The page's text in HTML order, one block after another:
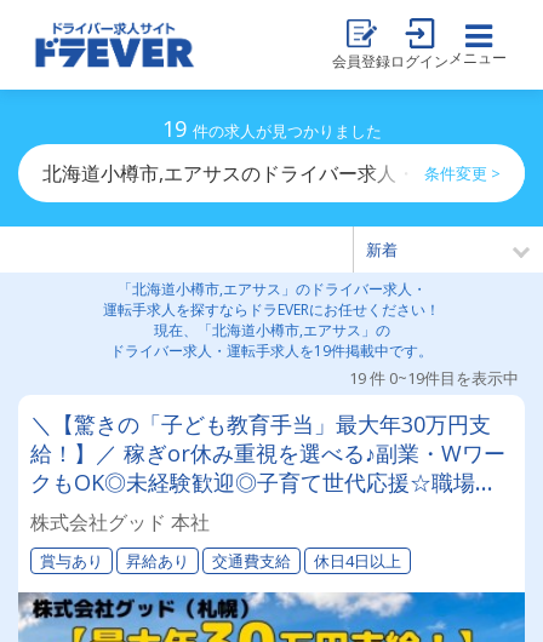
会員登録ログイン メニュー
19 件の求人が見つかりました
北海道小樽市,エアサスのドライバー求人・運転手求人一
条件変更 >
「北海道小樽市,エアサス」のドライバー求人・
運転手求人を探すならドラEVERにお任せください！
現在、「北海道小樽市,エアサス」の
ドライバー求人・運転手求人を19件掲載中です。
19 件 0~19件目を表示中
＼【驚きの「子ども教育手当」最大年30万円支
給！】／ 稼ぎor休み重視を選べる♪副業・Wワー
クもOK◎未経験歓迎◎子育て世代応援☆職場見
学ありで安心◎食品・青果の配送ドライバー募集
★
株式会社グッド 本社
賞与あり 昇給あり 交通費支給 休日4日以上